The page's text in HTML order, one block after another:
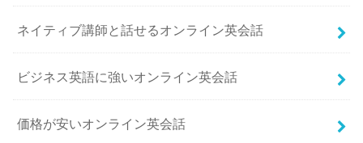
ネイティブ講師と話せるオンライン英会話
ビジネス英語に強いオンライン英会話
価格が安いオンライン英会話